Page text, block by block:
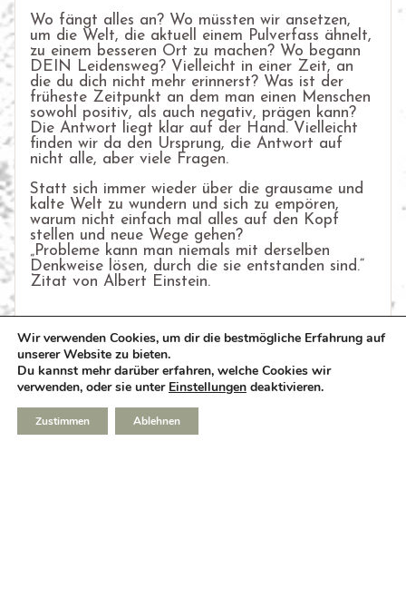
Wo fängt alles an? Wo müssten wir ansetzen,
um die Welt, die aktuell einem Pulverfass ähnelt,
zu einem besseren Ort zu machen? Wo begann
DEIN Leidensweg? Vielleicht in einer Zeit, an
die du dich nicht mehr erinnerst? Was ist der
früheste Zeitpunkt an dem man einen Menschen
sowohl positiv, als auch negativ, prägen kann?
Die Antwort liegt klar auf der Hand. Vielleicht
finden wir da den Ursprung, die Antwort auf
nicht alle, aber viele Fragen.
Statt sich immer wieder über die grausame und
kalte Welt zu wundern und sich zu empören,
warum nicht einfach mal alles auf den Kopf
stellen und neue Wege gehen?
„Probleme kann man niemals mit derselben
Denkweise lösen, durch die sie entstanden sind.“
Zitat von Albert Einstein.
Wir verwenden Cookies, um dir die bestmögliche Erfahrung auf
unserer Website zu bieten.
Du kannst mehr darüber erfahren, welche Cookies wir
verwenden, oder sie unter Einstellungen deaktivieren.
Zustimmen Ablehnen